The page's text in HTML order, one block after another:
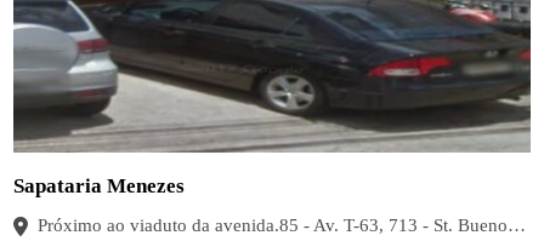
Sapataria Menezes
Próximo ao viaduto da avenida.85 - Av. T-63, 713 - St. Bueno, Goiânia - GO, 74230-105, Brasil